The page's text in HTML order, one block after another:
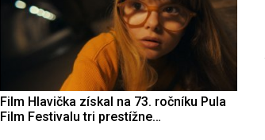
Film Hlavička získal na 73. ročníku Pula
Film Festivalu tri prestížne…